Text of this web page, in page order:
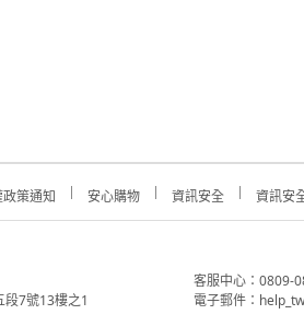
策通知 安心購物 資訊安全 資訊安
7號13樓之1
客服中心：0809-
電子郵件：